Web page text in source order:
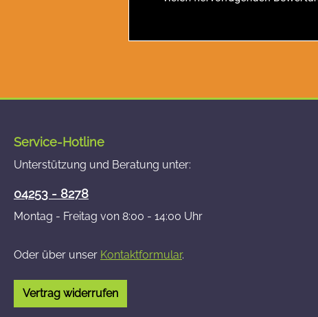
Service-Hotline
Unterstützung und Beratung unter:
04253 - 8278
Montag - Freitag von 8:00 - 14:00 Uhr
Oder über unser Kontaktformular.
Vertrag widerrufen